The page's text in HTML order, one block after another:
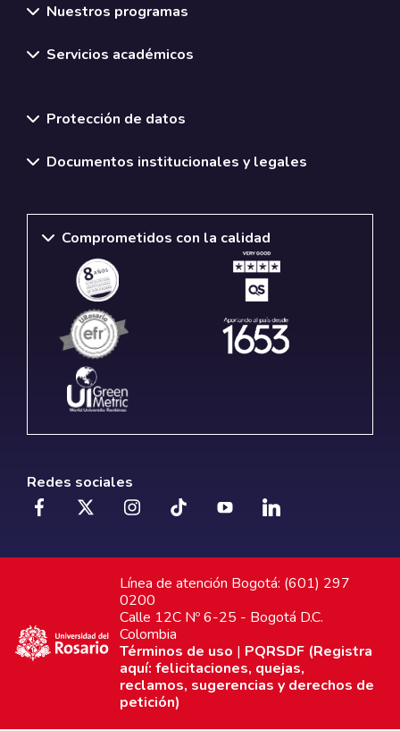
Nuestros programas
Servicios académicos
Protección de datos
Documentos institucionales y legales
Comprometidos con la calidad
Redes sociales
Línea de atención Bogotá: (601) 297
0200
Calle 12C Nº 6-25 - Bogotá D.C.
Colombia
Términos de uso | PQRSDF (Registra
aquí: felicitaciones, quejas,
reclamos, sugerencias y derechos de
petición)